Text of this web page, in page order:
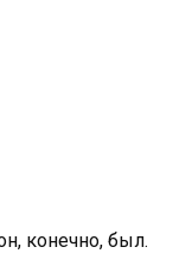
конечно, был.